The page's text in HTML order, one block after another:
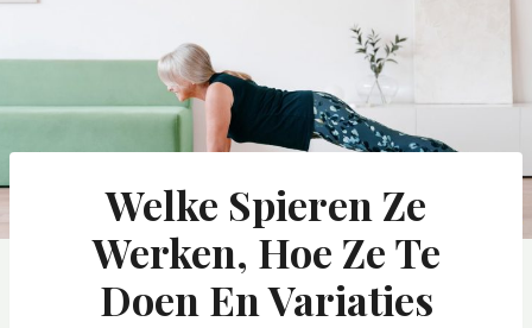
Welke Spieren Ze
Werken, Hoe Ze Te
Doen En Variaties